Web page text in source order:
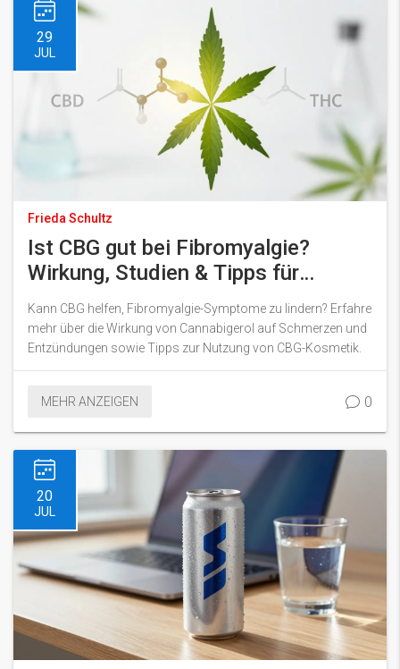
29
JUL
Frieda Schultz
Ist CBG gut bei Fibromyalgie?
Wirkung, Studien & Tipps für
Kosmetik
Kann CBG helfen, Fibromyalgie-Symptome zu lindern? Erfahre
mehr über die Wirkung von Cannabigerol auf Schmerzen und
Entzündungen sowie Tipps zur Nutzung von CBG-Kosmetik.
MEHR ANZEIGEN 0
20
JUL